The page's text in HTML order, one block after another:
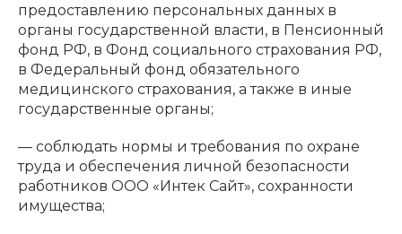
предоставлению персональных данных в
органы государственной власти, в Пенсионный
фонд РФ, в Фонд социального страхования РФ,
в Федеральный фонд обязательного
медицинского страхования, а также в иные
государственные органы;
— соблюдать нормы и требования по охране
труда и обеспечения личной безопасности
работников ООО «Интек Сайт», сохранности
имущества;